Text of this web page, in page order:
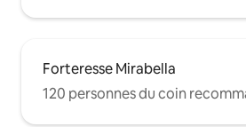
Forteresse Mirabella
120 personnes du coin